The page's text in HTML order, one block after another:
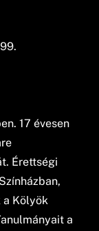
17 évesen
Érettségi
Kölyök
a